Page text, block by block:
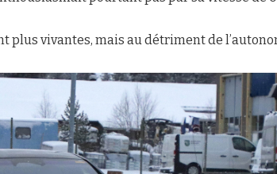
plus vivantes, mais au détriment de